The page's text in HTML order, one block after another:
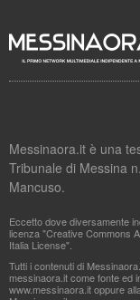
Messinaora.it è una
Tribunale di Messina
Mancuso.
Eccetto dove diversamente
licenza "Creative Commons
Italia License".
Tutti i contenuti di
messinaora.it come fonte ed
www.messinaora.it oppure